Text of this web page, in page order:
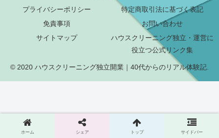
プライバシーポリシー
特定商取引法に基づく表記
免責事項
お問い合わせ
サイトマップ
ハウスクリーニング独立・運営に
役立つ公式リンク集
© 2020 ハウスクリーニング独立開業｜40代からのリアル体験記.
ホーム シェア トップ サイドバー